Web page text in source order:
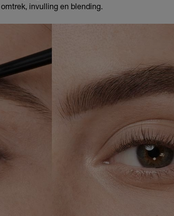
omtrek, invulling en blending.